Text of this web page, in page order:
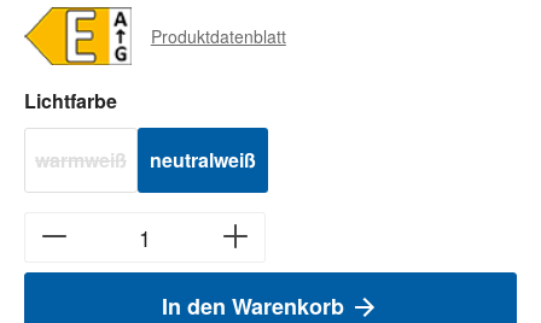
Produktdatenblatt
Lichtfarbeauswählen
warmweiß(Diese Option ist zurzeit nicht verfügbar.)
neutralweiß
In den Warenkorb